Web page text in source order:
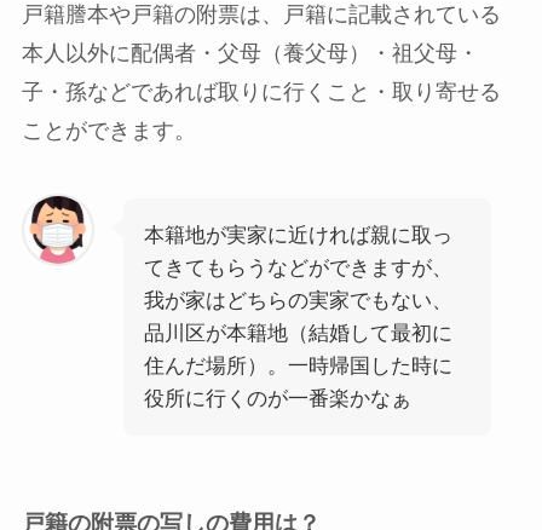
戸籍謄本や戸籍の附票は、戸籍に記載されている
本人以外に配偶者・父母（養父母）・祖父母・
子・孫などであれば取りに行くこと・取り寄せる
ことができます。
本籍地が実家に近ければ親に取っ
てきてもらうなどができますが、
我が家はどちらの実家でもない、
品川区が本籍地（結婚して最初に
住んだ場所）。一時帰国した時に
役所に行くのが一番楽かなぁ
戸籍の附票の写しの費用は？